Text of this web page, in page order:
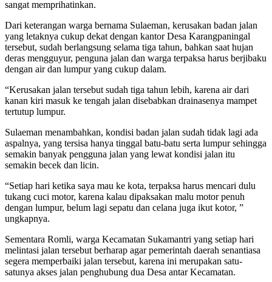
sangat memprihatinkan.
Dari keterangan warga bernama Sulaeman, kerusakan badan jalan
yang letaknya cukup dekat dengan kantor Desa Karangpaningal
tersebut, sudah berlangsung selama tiga tahun, bahkan saat hujan
deras mengguyur, penguna jalan dan warga terpaksa harus berjibaku
dengan air dan lumpur yang cukup dalam.
“Kerusakan jalan tersebut sudah tiga tahun lebih, karena air dari
kanan kiri masuk ke tengah jalan disebabkan drainasenya mampet
tertutup lumpur.
Sulaeman menambahkan, kondisi badan jalan sudah tidak lagi ada
aspalnya, yang tersisa hanya tinggal batu-batu serta lumpur sehingga
semakin banyak pengguna jalan yang lewat kondisi jalan itu
semakin becek dan licin.
“Setiap hari ketika saya mau ke kota, terpaksa harus mencari dulu
tukang cuci motor, karena kalau dipaksakan malu motor penuh
dengan lumpur, belum lagi sepatu dan celana juga ikut kotor, ”
ungkapnya.
Sementara Romli, warga Kecamatan Sukamantri yang setiap hari
melintasi jalan tersebut berharap agar pemerintah daerah senantiasa
segera memperbaiki jalan tersebut, karena ini merupakan satu-
satunya akses jalan penghubung dua Desa antar Kecamatan.